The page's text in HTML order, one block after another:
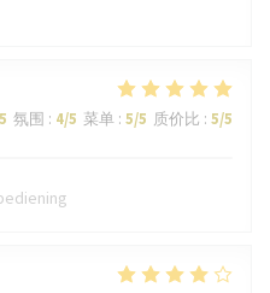
氛围 : 4/5 菜单 : 5/5 质价比 : 5/5